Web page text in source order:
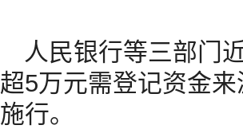
人民银行等三部门
超5万元需登记资金
施行。